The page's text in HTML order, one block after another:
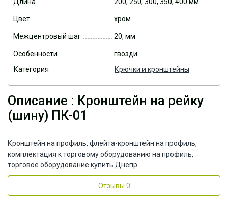
Цвет хром
Межцентровый шаг 20, мм
Особенности
гвозди
Категория
Крючки и кронштейны
Описание : Кронштейн на рейку
(шину) ПК-01
Кронштейн на профиль, флейта-кронштейн на профиль,
комплектация к торговому оборудованию на профиль,
торговое оборудование купить Днепр.
Отзывы 0